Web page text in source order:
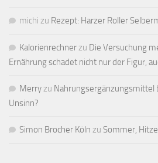
michi zu Rezept: Harzer Roller
Kalorienrechnerzu Die Versuchung
Ernährung schadet nicht nur der Figur,
Merryzu Nahrungsergänzungsmittel
Unsinn?
Simon Brocher Köln zu Sommer,